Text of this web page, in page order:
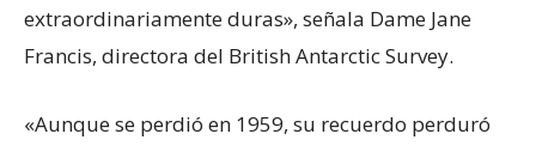
extraordinariamente duras», señala Dame Jane
Francis, directora del British Antarctic Survey.
«Aunque se perdió en 1959, su recuerdo perduró